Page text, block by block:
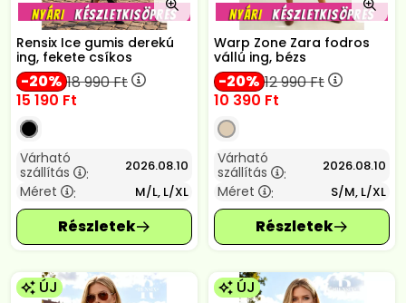
Rensix Ice gumis derekú
ing, fekete csíkos
20 18 990Ft
15 190 Ft
Várható
szállítás
: 2026.08.10
Méret : M/L, L/XL
Warp Zone Zara fodros
vállú ing, bézs
20 12 990Ft
10 390 Ft
Várható
szállítás
: 2026.08.10
Méret : S/M, L/XL
ÚJ ÚJ